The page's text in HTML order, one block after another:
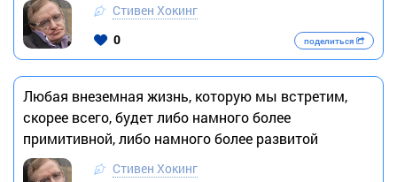
Стивен Хокинг
0
поделиться
Любая внеземная жизнь, которую мы встретим,
скорее всего, будет либо намного более
примитивной, либо намного более развитой
Стивен Хокинг